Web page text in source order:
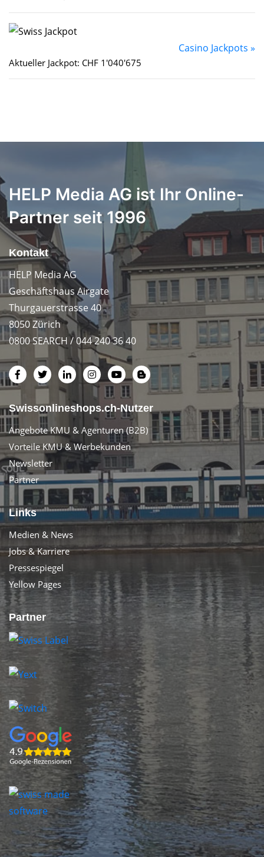
Casino Jackpots »
Aktueller Jackpot: CHF 1'040'675
HELP Media AG ist Ihr Online-
Partner seit 1996
Kontakt
HELP Media AG
Geschäftshaus Airgate
Thurgauerstrasse 40
8050 Zürich
0800 SEARCH / 044 240 36 40
Swissonlineshops.ch-Nutzer
Angebote KMU & Agenturen (B2B)
Vorteile KMU & Werbekunden
Newsletter
Partner
Links
Medien & News
Jobs & Karriere
Pressespiegel
Yellow Pages
Partner